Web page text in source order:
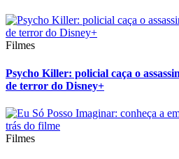
Filmes
Psycho Killer: policial caça o
de terror do Disney+
Filmes